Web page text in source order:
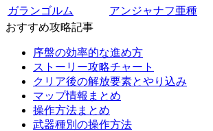
ガランゴルム
アンジャナフ亜種
おすすめ攻略記事
序盤の効率的な進め方
ストーリー攻略チャート
クリア後の解放要素とやり込み
マップ情報まとめ
操作方法まとめ
武器種別の操作方法